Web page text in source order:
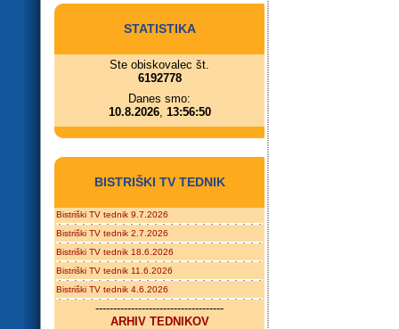
STATISTIKA
Ste obiskovalec št.
6192778
Danes smo:
10.8.2026, 13:56:50
BISTRIŠKI TV TEDNIK
Bistriški TV tednik 9.7.2026
Bistriški TV tednik 2.7.2026
Bistriški TV tednik 18.6.2026
Bistriški TV tednik 11.6.2026
Bistriški TV tednik 4.6.2026
------------------------------------
ARHIV TEDNIKOV